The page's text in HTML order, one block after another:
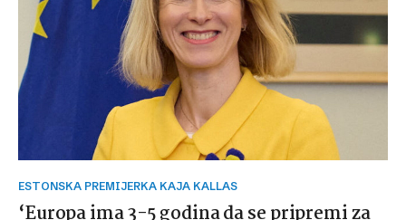
ESTONSKA PREMIJERKA KAJA KALLAS
‘Europa ima 3-5 godina da se pripremi za